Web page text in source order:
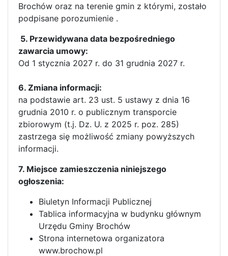
Brochów oraz na terenie gmin z którymi, zostało
podpisane porozumienie .
5. Przewidywana data bezpośredniego
zawarcia umowy:
Od 1 stycznia 2027 r. do 31 grudnia 2027 r.
6. Zmiana informacji:
na podstawie art. 23 ust. 5 ustawy z dnia 16
grudnia 2010 r. o publicznym transporcie
zbiorowym (t.j. Dz. U. z 2025 r. poz. 285)
zastrzega się możliwość zmiany powyższych
informacji.
7. Miejsce zamieszczenia niniejszego
ogłoszenia:
Biuletyn Informacji Publicznej
Tablica informacyjna w budynku głównym
Urzędu Gminy Brochów
Strona internetowa organizatora
www.brochow.pl